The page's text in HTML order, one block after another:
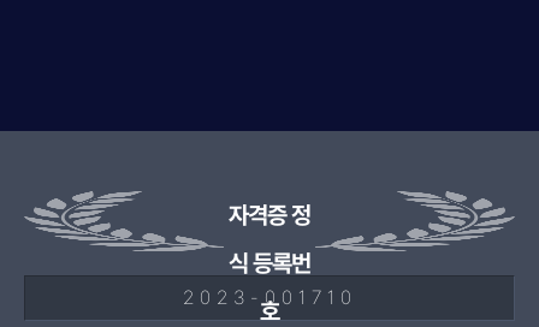
자격증 정
식 등록번
호
2023-001710